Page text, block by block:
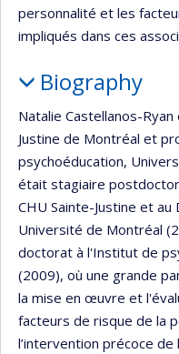
personnalité et les
impliqués dans ces
Biography
Natalie Castellanos-
Justine de Montréal et
psychoéducation,
était stagiaire
CHU Sainte-Justine et
Université de Montréal
doctorat à l'Institut de
(2009), où une grande
la mise en œuvre et
facteurs de risque de la
l’intervention précoce